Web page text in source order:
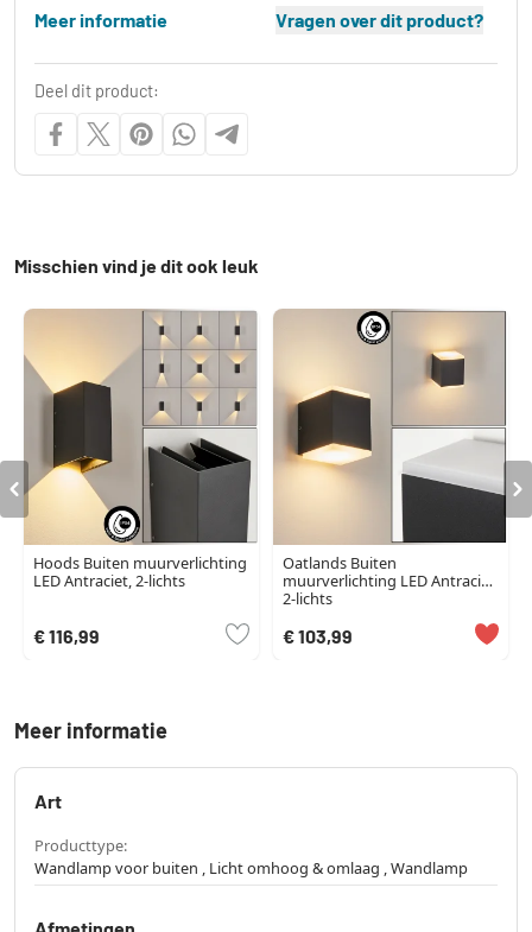
Meer informatie Vragen over dit product?
Deel dit product:
Misschien vind je dit ook leuk
Hoods Buiten muurverlichting
LED Antraciet, 2-lichts
€ 116,99
Oatlands Buiten
muurverlichting LED Antraciet,
2-lichts
€ 103,99
Meer informatie
Art
Producttype:
Wandlamp voor buiten , Licht omhoog & omlaag , Wandlamp
Afmetingen